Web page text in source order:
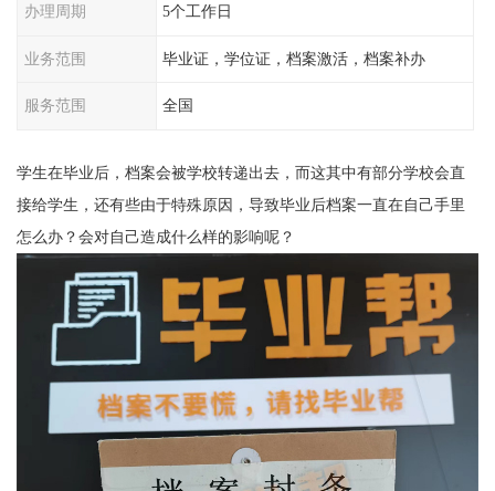
办理周期 5个工作日
业务范围 毕业证，学位证，档案激活，档案补办
服务范围 全国
学生在毕业后，档案会被学校转递出去，而这其中有部分学校会直
接给学生，还有些由于特殊原因，导致毕业后档案一直在自己手里
怎么办？会对自己造成什么样的影响呢？